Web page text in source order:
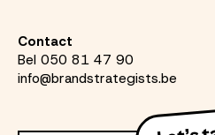
Contact
Bel 050 81 47 90
info@brandstrategists.be